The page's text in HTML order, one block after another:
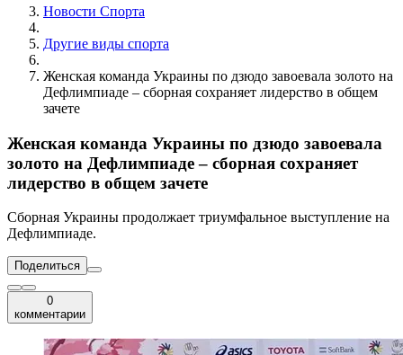
Новости Cпорта
Другие виды спорта
Женская команда Украины по дзюдо завоевала золото на
Дефлимпиаде – сборная сохраняет лидерство в общем
зачете
Женская команда Украины по дзюдо завоевала
золото на Дефлимпиаде – сборная сохраняет
лидерство в общем зачете
Сборная Украины продолжает триумфальное выступление на
Дефлимпиаде.
Поделиться
0
комментарии